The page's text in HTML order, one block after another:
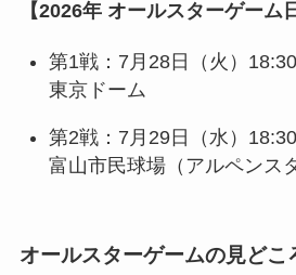
【2026年 オールスターゲーム
第1戦：7月28日（火）
東京ドーム
第2戦：7月29日（水）
富山市民球場（アルペンス
オールスターゲームの見どこ